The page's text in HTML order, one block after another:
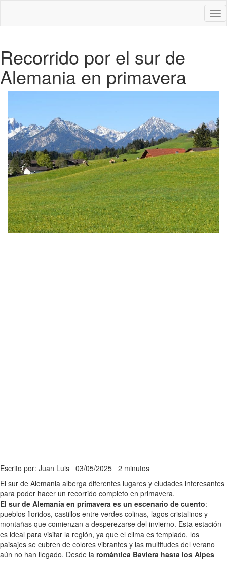
Recorrido por el sur de
Alemania en primavera
Escrito por: Juan Luis 03/05/2025 2 minutos
El sur de Alemania alberga diferentes lugares y ciudades interesantes
para poder hacer un recorrido completo en primavera.
El sur de Alemania en primavera es un escenario de cuento:
pueblos floridos, castillos entre verdes colinas, lagos cristalinos y
montañas que comienzan a desperezarse del invierno. Esta estación
es ideal para visitar la región, ya que el clima es templado, los
paisajes se cubren de colores vibrantes y las multitudes del verano
aún no han llegado. Desde la romántica Baviera hasta los Alpes